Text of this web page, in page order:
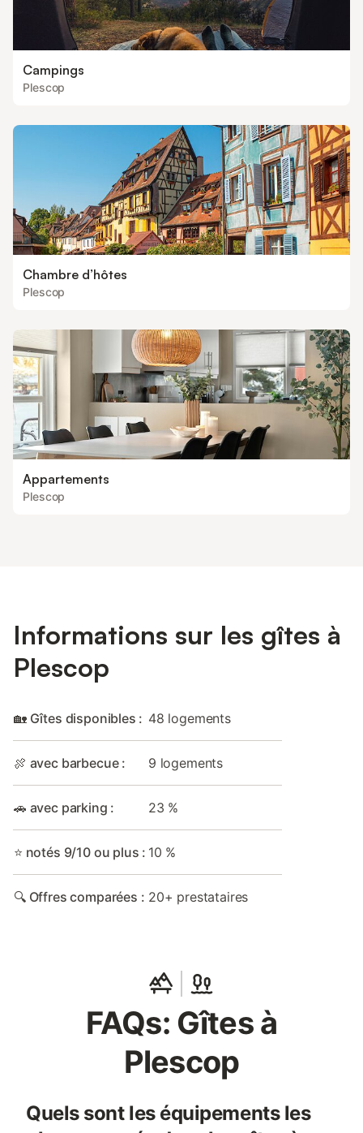
Campings
Plescop
Chambre d’hôtes
Plescop
Appartements
Plescop
Informations sur les gîtes à
Plescop
🏡 Gîtes disponibles : 48 logements
🍖 avec barbecue : 9 logements
🚗 avec parking : 23 %
⭐ notés 9/10 ou plus : 10 %
🔍 Offres comparées : 20+ prestataires
FAQs: Gîtes à
Plescop
Quels sont les équipements les